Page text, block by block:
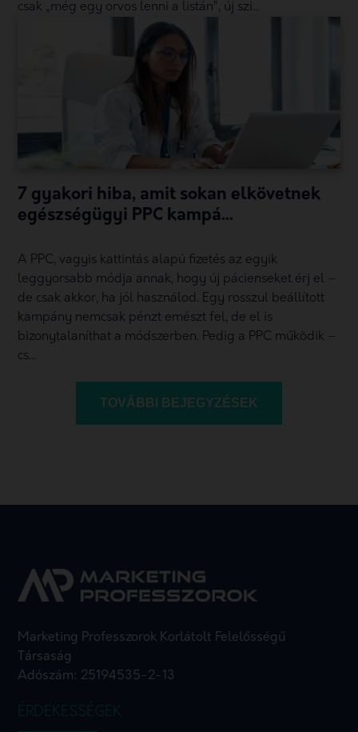
csak „még egy orvos lenni a listán”, új szi...
7 gyakori hiba, amit sokan elkövetnek
egészségügyi PPC kampá...
A PPC, vagyis kattintás alapú fizetés az egyik
leggyorsabb módja annak, hogy új pácienseket érj el –
de csak akkor, ha jól használod. Egy rosszul beállított
kampány nemcsak pénzt emészt fel, de el is
bizonytalaníthat a módszerben. Pedig a PPC működik –
cs...
TOVÁBBI BEJEGYZÉSEK
Marketing Professzorok Korlátolt Felelősségű
Társaság
Adószám: 25194535-2-13
ÉRDEKESSÉGEK